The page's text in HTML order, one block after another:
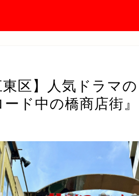
東区】人気ドラマ
ド中の橋商店街』